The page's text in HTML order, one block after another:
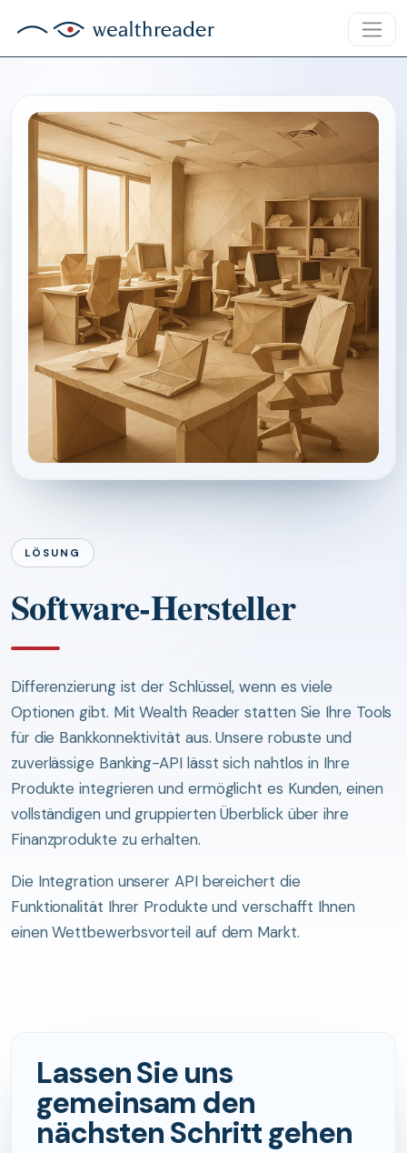
LÖSUNG
Software-Hersteller
Differenzierung ist der Schlüssel, wenn es viele
Optionen gibt. Mit Wealth Reader statten Sie Ihre Tools
für die Bankkonnektivität aus. Unsere robuste und
zuverlässige Banking-API lässt sich nahtlos in Ihre
Produkte integrieren und ermöglicht es Kunden, einen
vollständigen und gruppierten Überblick über ihre
Finanzprodukte zu erhalten.
Die Integration unserer API bereichert die
Funktionalität Ihrer Produkte und verschafft Ihnen
einen Wettbewerbsvorteil auf dem Markt.
Lassen Sie uns
gemeinsam den
nächsten Schritt gehen